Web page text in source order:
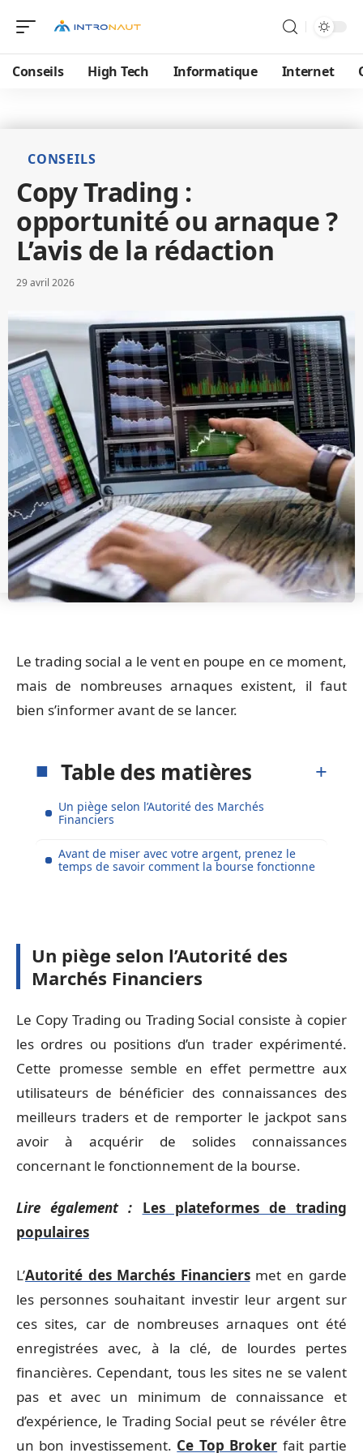
Conseils High Tech Informatique Internet
CONSEILS
Copy Trading :
opportunité ou arnaque ?
L’avis de la rédaction
29 avril 2026
Le trading social a le vent en poupe en ce moment,
mais de nombreuses arnaques existent, il faut
bien s’informer avant de se lancer.
Table des matières
Un piège selon l’Autorité des Marchés
Financiers
Avant de miser avec votre argent, prenez le
temps de savoir comment la bourse fonctionne
Un piège selon l’Autorité des
Marchés Financiers
Le Copy Trading ou Trading Social consiste à copier
les ordres ou positions d’un trader expérimenté.
Cette promesse semble en effet permettre aux
utilisateurs de bénéficier des connaissances des
meilleurs traders et de remporter le jackpot sans
avoir à acquérir de solides connaissances
concernant le fonctionnement de la bourse.
Lire également :
Les plateformes de trading
populaires
L’Autorité des Marchés Financiersmet en garde
les personnes souhaitant investir leur argent sur
ces sites, car de nombreuses arnaques ont été
enregistrées avec, à la clé, de lourdes pertes
financières. Cependant, tous les sites ne se valent
pas et avec un minimum de connaissance et
d’expérience, le Trading Social peut se révéler être
un bon investissement. Ce Top Broker fait partie